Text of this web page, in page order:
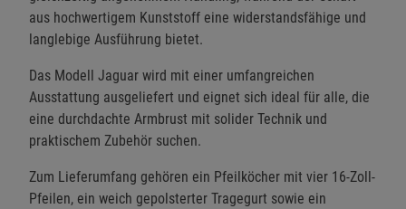
aus hochwertigem Kunststoff eine widerstandsfähige und
langlebige Ausführung bietet.
Das Modell Jaguar wird mit einer umfangreichen
Ausstattung ausgeliefert und eignet sich ideal für alle, die
eine durchdachte Armbrust mit solider Technik und
praktischem Zubehör suchen.
Zum Lieferumfang gehören ein Pfeilköcher mit vier 16-Zoll-
Pfeilen, ein weich gepolsterter Tragegurt sowie ein